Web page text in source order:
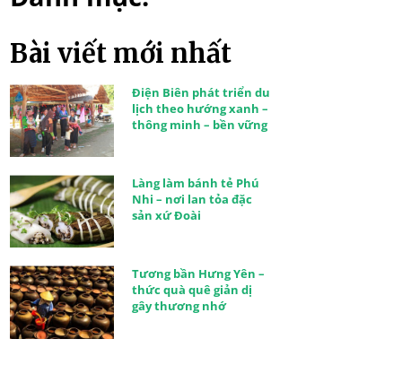
Bài viết mới nhất
Điện Biên phát triển du
lịch theo hướng xanh –
thông minh – bền vững
Làng làm bánh tẻ Phú
Nhi – nơi lan tỏa đặc
sản xứ Đoài
Tương bần Hưng Yên –
thức quà quê giản dị
gây thương nhớ